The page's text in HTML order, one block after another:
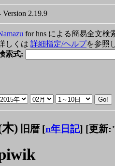
2.19.9
for hns による簡易全文検
しくは 詳細指定/ヘルプを参照
索式:
) 旧暦 [n年日記] [更新